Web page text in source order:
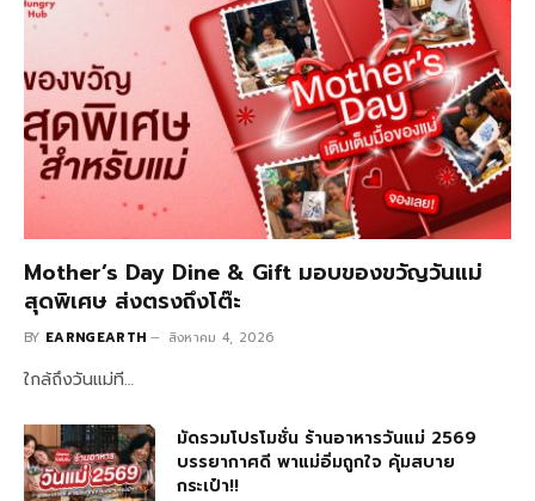
Mother’s Day Dine & Gift มอบของขวัญวันแม่
สุดพิเศษ ส่งตรงถึงโต๊ะ
BY EARNGEARTH สิงหาคม 4, 2026
ใกล้ถึงวันแม่ที…
มัดรวมโปรโมชั่น ร้านอาหารวันแม่ 2569
บรรยากาศดี พาแม่อิ่มถูกใจ คุ้มสบาย
กระเป๋า!!